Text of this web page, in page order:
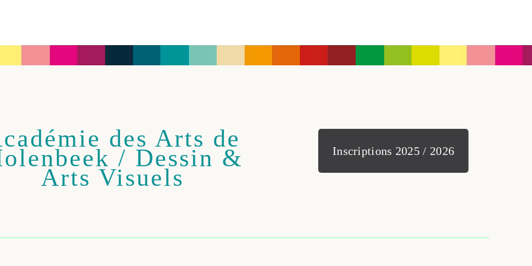
des Arts de
/ Dessin &
Arts Visuels
Inscriptions 2025 / 2026